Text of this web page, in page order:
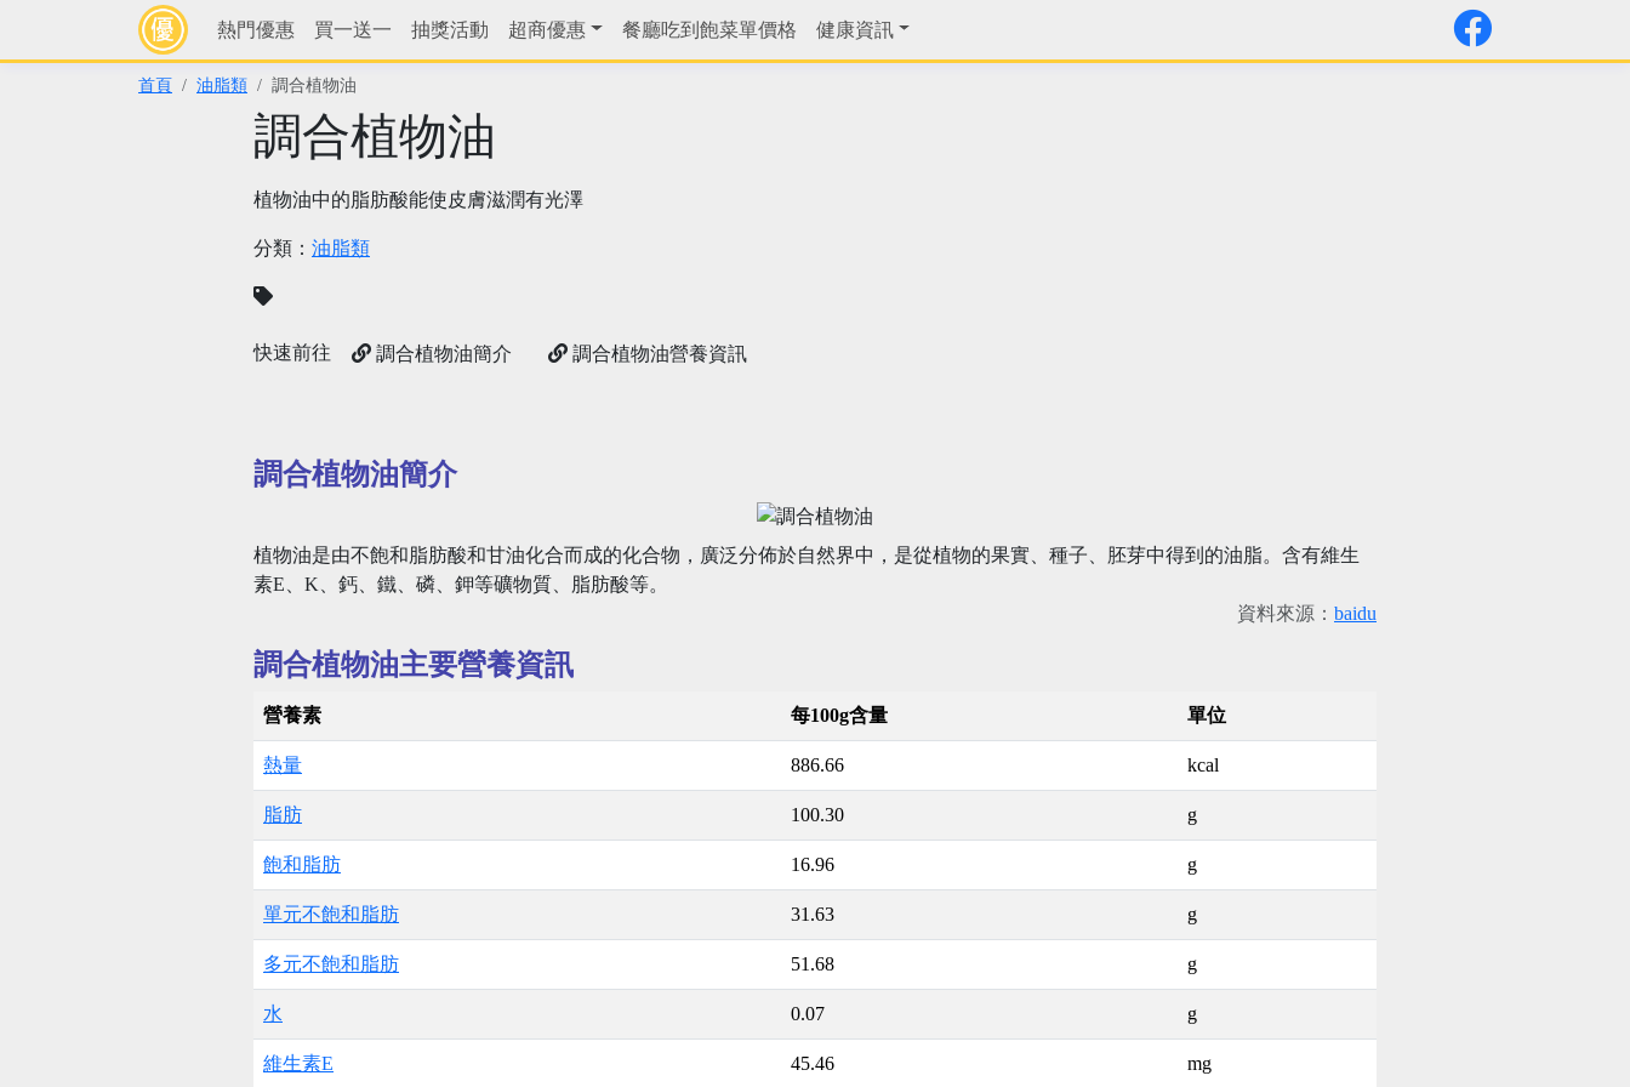
熱門優惠 買一送一 抽獎活動 超商優惠 餐廳吃到飽菜單價格 健康資訊
首頁 油脂類 調合植物油
調合植物油
植物油中的脂肪酸能使皮膚滋潤有光澤
分類： 油脂類
快速前往 調合植物油簡介 調合植物油營養資訊
調合植物油簡介
植物油是由不飽和脂肪酸和甘油化合而成的化合物，廣泛分佈於自然界中，是從植物的果實、種子、胚芽中得到的油脂。含有維生
素E、K、鈣、鐵、磷、鉀等礦物質、脂肪酸等。
資料來源： baidu
調合植物油主要營養資訊
營養素 每100g含量 單位
熱量 886.66 kcal
脂肪 100.30 g
飽和脂肪 16.96 g
單元不飽和脂肪 31.63 g
多元不飽和脂肪 51.68 g
水 0.07 g
維生素E 45.46 mg